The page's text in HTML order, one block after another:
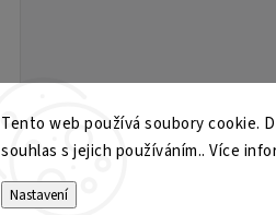
Tento web používá soubory cookie.
souhlas s jejich používáním.. Více
Nastavení